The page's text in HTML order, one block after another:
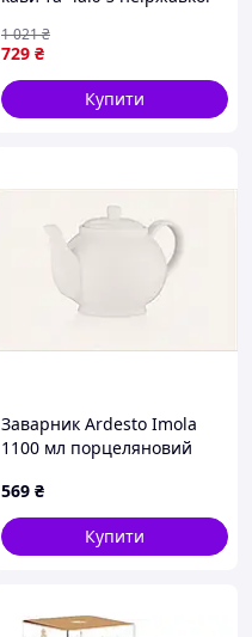
8378
729 ₴
1 021₴
Купити
Заварник Ardesto Imola
1100 мл порцеляновий
83CX012M68
569 ₴
Купити